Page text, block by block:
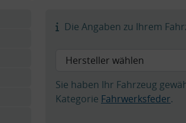
Die Angaben zu Ihrem
Sie haben Ihr Fahrzeug
Kategorie Fahrwerksfeder.